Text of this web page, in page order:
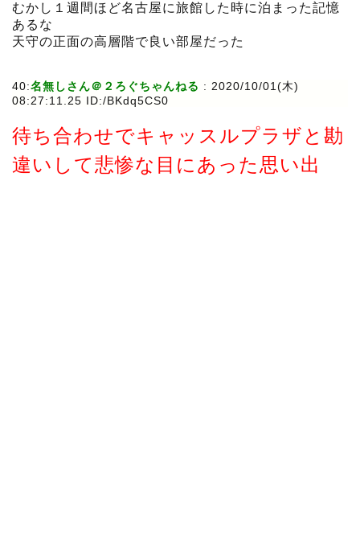
むかし１週間ほど名古屋に旅館した時に泊まった記憶
あるな
天守の正面の高層階で良い部屋だった
40:名無しさん＠２ろぐちゃんねる : 2020/10/01(木)
08:27:11.25 ID:/BKdq5CS0
待ち合わせでキャッスルプラザと勘
違いして悲惨な目にあった思い出